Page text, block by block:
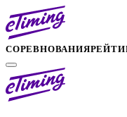
СОРЕВНОВАНИЯ